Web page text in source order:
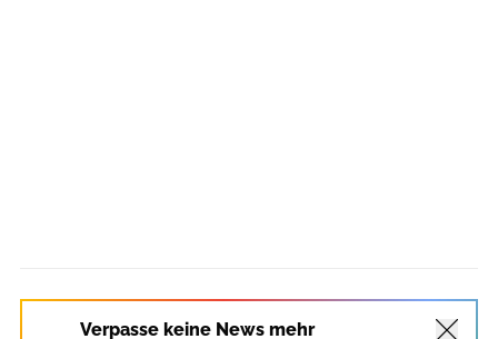
Verpasse keine News mehr